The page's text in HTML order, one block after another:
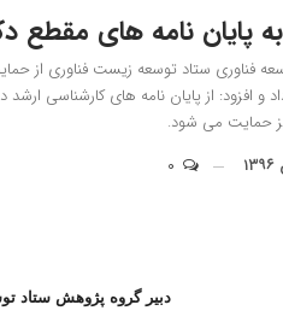
و افزود: از پایان نامه های کارشناسی
حمایت می شود.
دبیر گروه پژوهش ستاد